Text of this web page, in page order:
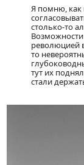
Я помню, как
столько-то
революцией
то
тут их
стали